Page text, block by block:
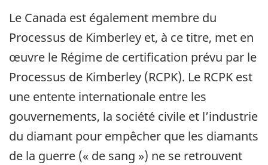
Le Canada est également membre du
Processus de Kimberley et, à ce titre, met en
œuvre le Régime de certification prévu par le
Processus de Kimberley (RCPK). Le RCPK est
une entente internationale entre les
gouvernements, la société civile et l’industrie
du diamant pour empêcher que les diamants
de la guerre (« de sang ») ne se retrouvent